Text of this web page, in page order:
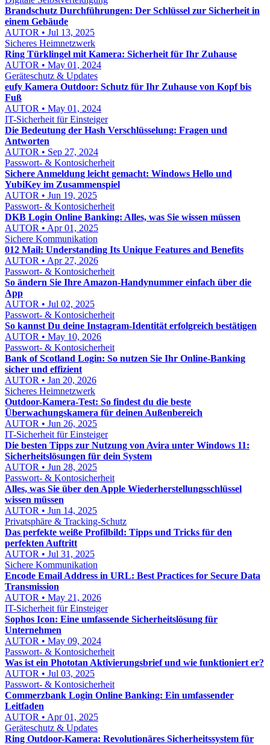
Brandschutz Durchführungen: Der Schlüssel zur Sicherheit in
einem Gebäude
AUTOR • Jul 13, 2025
Sicheres Heimnetzwerk
Ring Türklingel mit Kamera: Sicherheit für Ihr Zuhause
AUTOR • May 01, 2024
Geräteschutz & Updates
eufy Kamera Outdoor: Schutz für Ihr Zuhause von Kopf bis
Fuß
AUTOR • May 01, 2024
IT-Sicherheit für Einsteiger
Die Bedeutung der Hash Verschlüsselung: Fragen und
Antworten
AUTOR • Sep 27, 2024
Passwort- & Kontosicherheit
Sichere Anmeldung leicht gemacht: Windows Hello und
YubiKey im Zusammenspiel
AUTOR • Jun 19, 2025
Passwort- & Kontosicherheit
DKB Login Online Banking: Alles, was Sie wissen müssen
AUTOR • Apr 01, 2025
Sichere Kommunikation
012 Mail: Understanding Its Unique Features and Benefits
AUTOR • Apr 27, 2026
Passwort- & Kontosicherheit
So ändern Sie Ihre Amazon-Handynummer einfach über die
App
AUTOR • Jul 02, 2025
Passwort- & Kontosicherheit
So kannst Du deine Instagram-Identität erfolgreich bestätigen
AUTOR • May 10, 2026
Passwort- & Kontosicherheit
Bank of Scotland Login: So nutzen Sie Ihr Online-Banking
sicher und effizient
AUTOR • Jan 20, 2026
Sicheres Heimnetzwerk
Outdoor-Kamera-Test: So findest du die beste
Überwachungskamera für deinen Außenbereich
AUTOR • Jun 26, 2025
IT-Sicherheit für Einsteiger
Die besten Tipps zur Nutzung von Avira unter Windows 11:
Sicherheitslösungen für dein System
AUTOR • Jun 28, 2025
Passwort- & Kontosicherheit
Alles, was Sie über den Apple Wiederherstellungsschlüssel
wissen müssen
AUTOR • Jun 14, 2025
Privatsphäre & Tracking-Schutz
Das perfekte weiße Profilbild: Tipps und Tricks für den
perfekten Auftritt
AUTOR • Jul 31, 2025
Sichere Kommunikation
Encode Email Address in URL: Best Practices for Secure Data
Transmission
AUTOR • May 21, 2026
IT-Sicherheit für Einsteiger
Sophos Icon: Eine umfassende Sicherheitslösung für
Unternehmen
AUTOR • May 09, 2024
Passwort- & Kontosicherheit
Was ist ein Phototan Aktivierungsbrief und wie funktioniert er?
AUTOR • Jul 03, 2025
Passwort- & Kontosicherheit
Commerzbank Login Online Banking: Ein umfassender
Leitfaden
AUTOR • Apr 01, 2025
Geräteschutz & Updates
Ring Outdoor-Kamera: Revolutionäres Sicherheitssystem für